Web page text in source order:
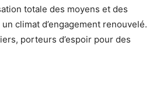
totale des moyens et des
climat d’engagement renouvelé.
porteurs d’espoir pour des